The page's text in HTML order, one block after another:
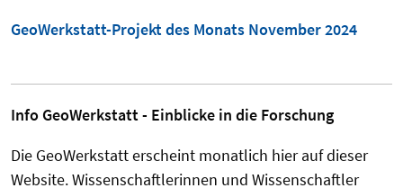
GeoWerkstatt-Projekt des Monats November 2024
Info GeoWerkstatt - Einblicke in die Forschung
Die GeoWerkstatt erscheint monatlich hier auf dieser
Website. Wissenschaftlerinnen und Wissenschaftler